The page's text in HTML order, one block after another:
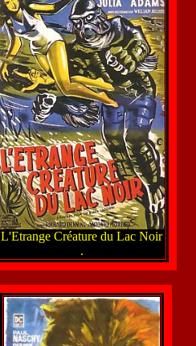
L'Etrange Créature du Lac Noir
.